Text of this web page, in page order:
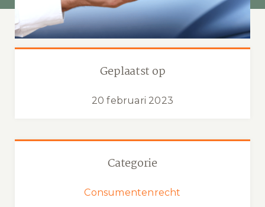
Categorie
Consumentenrecht
Geplaatst op
20 februari 2023